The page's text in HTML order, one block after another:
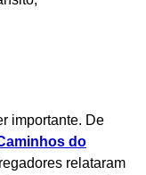
importante. De
do
relataram